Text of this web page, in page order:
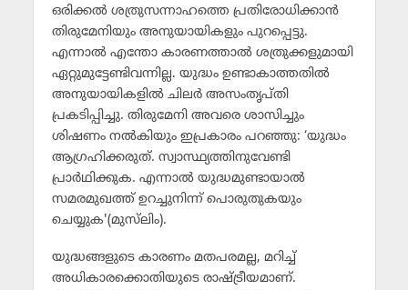
ഒരിക്കല്‍ ശത്രുസന്നാഹത്തെ പ്രതിരോധിക്കാന്‍
തിരുമേനിയും അനുയായികളും പുറപ്പെട്ടു.
എന്നാല്‍ എന്തോ കാരണത്താല്‍ ശത്രുക്കളുമായി
ഏറ്റുമുട്ടേണ്ടിവന്നില്ല. യുദ്ധം ഉണ്ടാകാത്തതില്‍
അനുയായികളില്‍ ചിലര്‍ അസംതൃപ്തി
പ്രകടിപ്പിച്ചു. തിരുമേനി അവരെ ശാസിച്ചും
ശിഷണം നല്‍കിയും ഇപ്രകാരം പറഞ്ഞു: ‘യുദ്ധം
ആഗ്രഹിക്കരുത്. സ്വാസ്ഥ്യത്തിനുവേണ്ടി
പ്രാര്‍ഥിക്കുക. എന്നാല്‍ യുദ്ധമുണ്ടായാല്‍
സമരമുഖത്ത് ഉറച്ചുനിന്ന് പൊരുതുകയും
ചെയ്യുക'(മുസ്‌ലിം).
യുദ്ധങ്ങളുടെ കാരണം മതപരമല്ല, മറിച്ച്
അധികാരക്കൊതിയുടെ രാഷ്ട്രീയമാണ്.